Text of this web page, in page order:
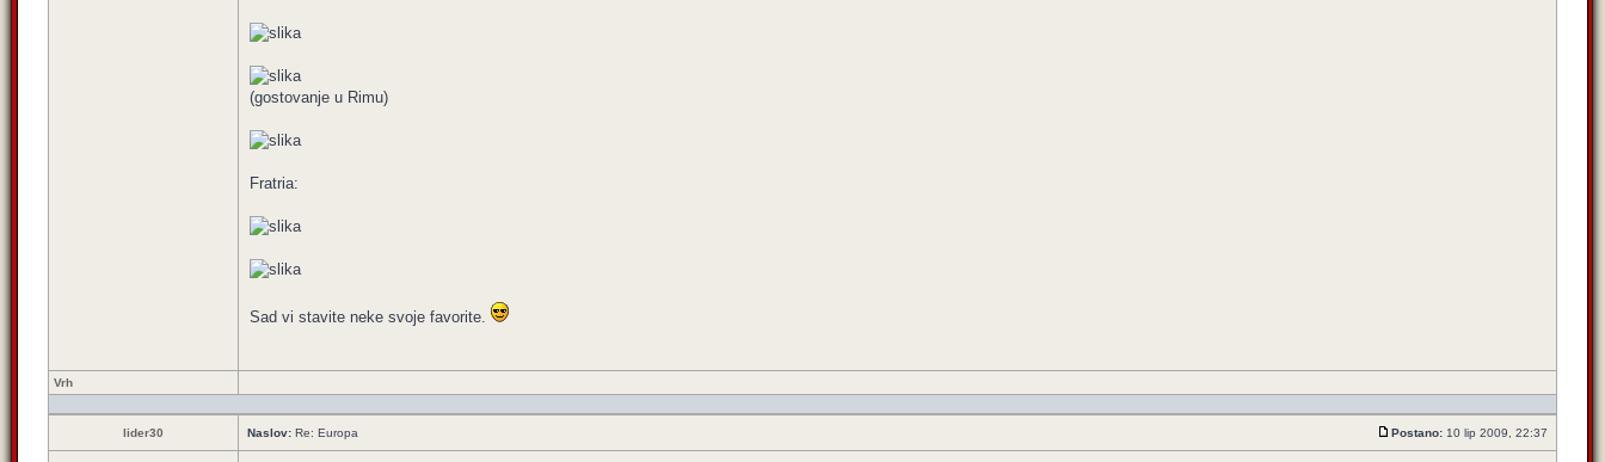
(gostovanje u Rimu)
Fratria:
Sad vi stavite neke svoje favorite.
Vrh
lider30 Naslov: Re: Europa Postano: 10 lip 2009, 22:37